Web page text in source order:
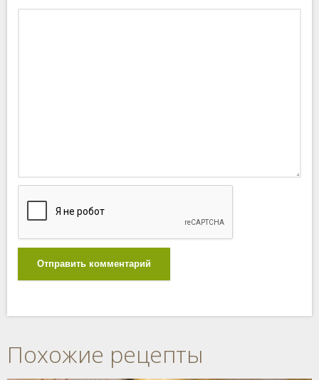
Отправить комментарий
Похожие рецепты